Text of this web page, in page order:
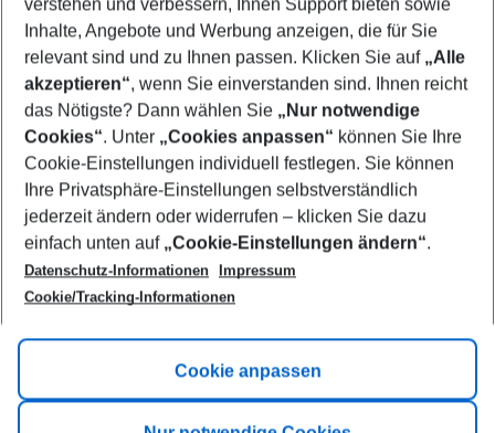
2 adults No children
Show more filter
Footer
Footer navigation
Title A
Link A
verstehen und verbessern, Ihnen Support bieten sowie
Inhalte, Angebote und Werbung anzeigen, die für Sie
relevant sind und zu Ihnen passen. Klicken Sie auf „Alle
akzeptieren“, wenn Sie einverstanden sind. Ihnen reicht
das Nötigste? Dann wählen Sie „Nur notwendige
Cookies“. Unter „Cookies anpassen“ können Sie Ihre
Cookie-Einstellungen individuell festlegen. Sie können
Ihre Privatsphäre-Einstellungen selbstverständlich
jederzeit ändern oder widerrufen – klicken Sie dazu
einfach unten auf „Cookie-Einstellungen ändern“.
Datenschutz-Informationen
Impressum
Cookie/Tracking-Informationen
Cookie anpassen